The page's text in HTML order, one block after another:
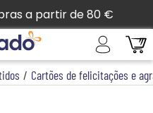
a partir de 80 €
/ Cartões de felicitações e